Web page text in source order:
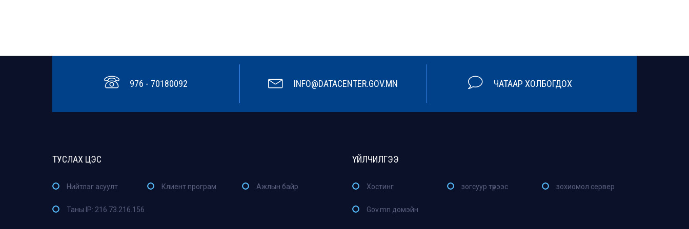
976 - 70180092 INFO@DATACENTER.GOV.MN ЧАТААР ХОЛБОГДОХ
ТУСЛАХ ЦЭС
Нийтлэг асуулт Клиент програм Ажлын байр
Таны IP: 216.73.216.156
ҮЙЛЧИЛГЭЭ
Хостинг зогсуур түрээс зохиомол сервер
Gov.mn домэйн